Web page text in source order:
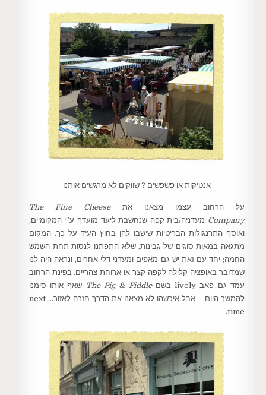
אנטיקות או פשפשים ? שווקים לא מרגשים אותנו
על הרחוב עצמו מצאנו אתThe Fine Cheese
Company מעדניה/בית קפה שנחשבת ליעד מועדף ע”י המקומיים,
ואוסף התרנגולות הבריטיות שישבו להן בחוץ העיד על כך. המקום
מתגאה במאות סוגים של גבינות, שלא התפתנו לנסות תחת השמש
החמה; יחד עם זאת יש גם מאפים ומעדני דלי אחרים, ונראה היה לנו
שמדובר באופציה קלילה לקפה קצר או ארוחת צהריים. בפינת הרחוב
עמד גם פאב lively בשם
The Pig & Fiddle
שאף אותו סימנו
להמשך היום – אבל איכשהו לא מצאנו את הדרך חזרה לאזור… next
time.